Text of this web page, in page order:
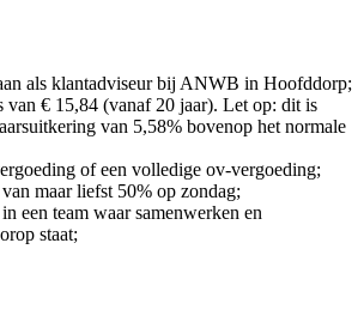
als klantadviseur bij ANWB in Hoofddorp;
van € 15,84 (vanaf 20 jaar). Let op: dit is
van 5,58% bovenop het normale
of een volledige ov-vergoeding;
maar liefst 50% op zondag;
een team waar samenwerken en
staat;